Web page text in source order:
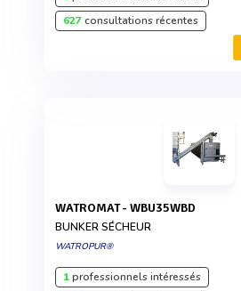
627consultations récentes
WATROMAT - WBU35WBD
BUNKER SÉCHEUR
WATROPUR®
1professionnels intéressés